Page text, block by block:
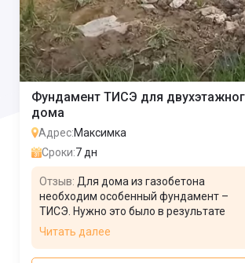
Фундамент ТИСЭ для
дома
Адрес:Максимка
Сроки:7 дн
Отзыв: Для дома из газобетона
необходим особенный фундамент –
ТИСЭ. Нужно это было в результате
особенностей территории и грунта.
Мастера посоветовали мне такой вид,
приступили к выполнению базиса. Во
Читать далее